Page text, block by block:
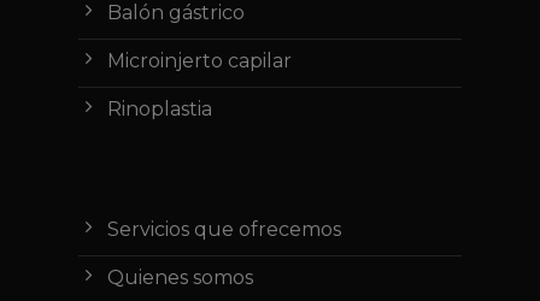
Balón gástrico
Microinjerto capilar
Rinoplastia
Servicios que ofrecemos
Quienes somos